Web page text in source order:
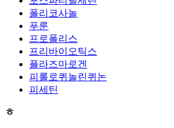
폴리코사놀
푸룬
프로폴리스
프리바이오틱스
플라즈마로겐
피롤로퀴놀린퀴논
피세틴
ㅎ